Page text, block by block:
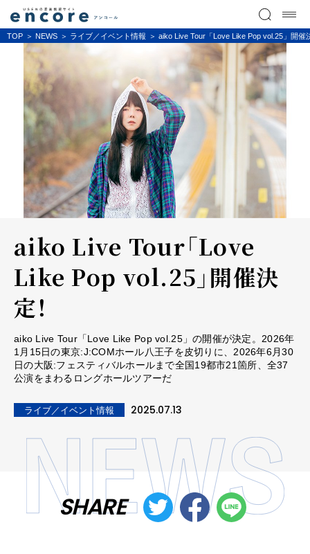
TOP NEWS ライブ／イベント情報 aiko Live Tour「Love Like Pop vol.25」開催
aiko Live Tour「Love
Like Pop vol.25」開催決
定！
aiko Live Tour「Love Like Pop vol.25」の開催が決定。2026年
1月15日の東京:J:COMホール八王子を皮切りに、2026年6月30
日の大阪:フェスティバルホールまで全国19都市21箇所、全37
公演をまわるロングホールツアーだ
ライブ／イベント情報 2025.07.13
SHARE